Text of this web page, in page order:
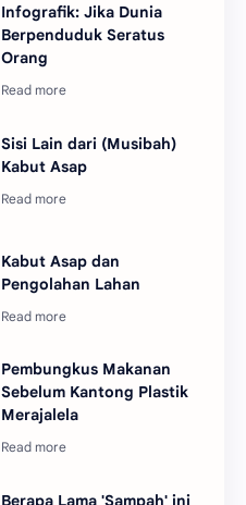
Infografik: Jika Dunia
Berpenduduk Seratus
Orang
Sisi Lain dari (Musibah)
Kabut Asap
Kabut Asap dan
Pengolahan Lahan
Pembungkus Makanan
Sebelum Kantong Plastik
Merajalela
Berapa Lama 'Sampah' ini